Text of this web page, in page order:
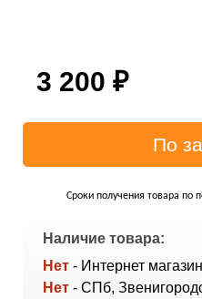
3 200 ₽
Сроки получения товара по
Наличие товара:
Нет - Интернет магазин
Нет - СПб,